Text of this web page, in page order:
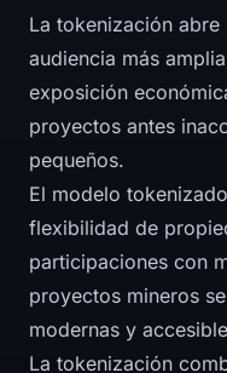
La tokenización
audiencia más
exposición
proyectos antes
pequeños.
El modelo
flexibilidad de
participaciones con
proyectos mineros
modernas y
La tokenización